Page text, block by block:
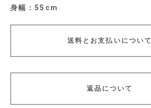
身幅：55cm
送料とお支払いについて
返品について